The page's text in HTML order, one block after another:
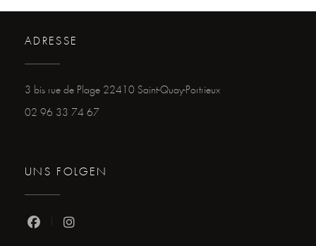
ADRESSE
3 bis rue de Plage 22410 Saint-Quay-Portrieux((öffnet ein neues
02 96 33 74 67
UNS FOLGEN